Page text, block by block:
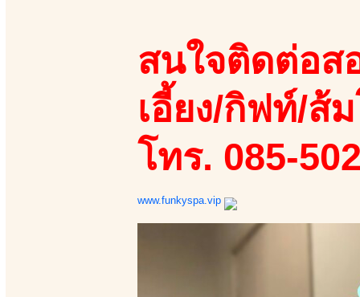
สนใจติดต่อส
เอี้ยง/กิฟท์/ส้
โทร. 085-
www.funkyspa.vip